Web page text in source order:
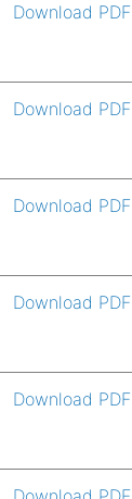
Download PDF
Download PDF
Download PDF
Download PDF
Download PDF